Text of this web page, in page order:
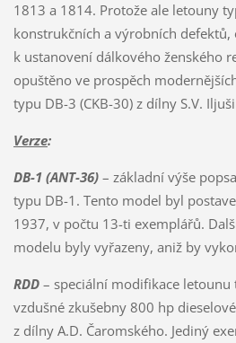
Verze:
DB-1 (ANT-36)– základní výše
typu DB-1. Tento model byl
1937, v počtu 13-ti exemplářů.
modelu byly vyřazeny, aniž by
RDD– speciální modifikace letounu
vzdušné zkušebny 800 hp
z dílny A.D. Čaromského. Jediný